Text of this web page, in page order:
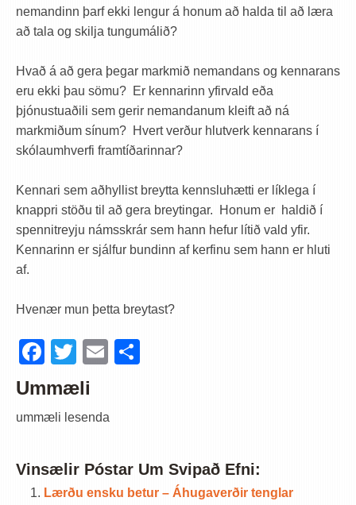
nemandinn þarf ekki lengur á honum að halda til að læra
að tala og skilja tungumálið?
Hvað á að gera þegar markmið nemandans og kennarans
eru ekki þau sömu? Er kennarinn yfirvald eða
þjónustuaðili sem gerir nemandanum kleift að ná
markmiðum sínum? Hvert verður hlutverk kennarans í
skólaumhverfi framtíðarinnar?
Kennari sem aðhyllist breytta kennsluhætti er líklega í
knappri stöðu til að gera breytingar. Honum er haldið í
spennitreyju námsskrár sem hann hefur lítið vald yfir.
Kennarinn er sjálfur bundinn af kerfinu sem hann er hluti
af.
Hvenær mun þetta breytast?
Facebook
TwitterEmail
Ummæli
ummæli lesenda
Vinsælir Póstar Um Svipað Efni:
Lærðu ensku betur – Áhugaverðir tenglar